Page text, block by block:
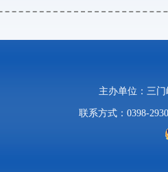
主办单位：三
联系方式：0398-